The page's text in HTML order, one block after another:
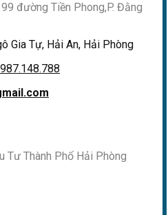
đường Tiền Phong,P. Đằng
Gia Tự, Hải An, Hải Phòng
Tư Thành Phố Hải Phòng